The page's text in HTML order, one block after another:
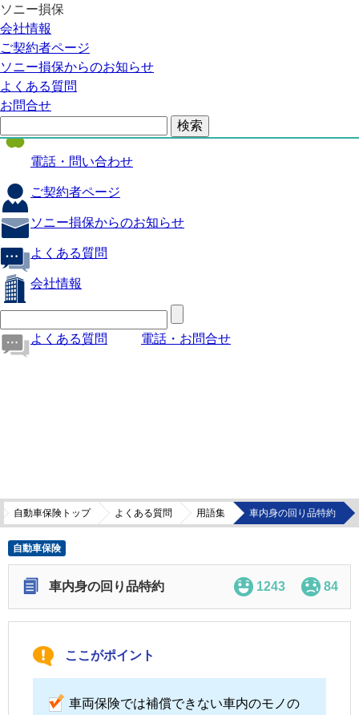
ソニー損保
会社情報
ご契約者ページ
ソニー損保からのお知らせ
よくある質問
お問合せ
自動車保険
医療保険
火災保険
海外旅行保険
電話・問い合わせ
ご契約者ページ
ソニー損保からのお知らせ
よくある質問
会社情報
よくある質問 電話・お問合せ
自動車保険トップ よくある質問 用語集 車内身の回り品特約
自動車保険
車内身の回り品特約 1243 84
ここがポイント
車両保険では補償できない車内のモノの